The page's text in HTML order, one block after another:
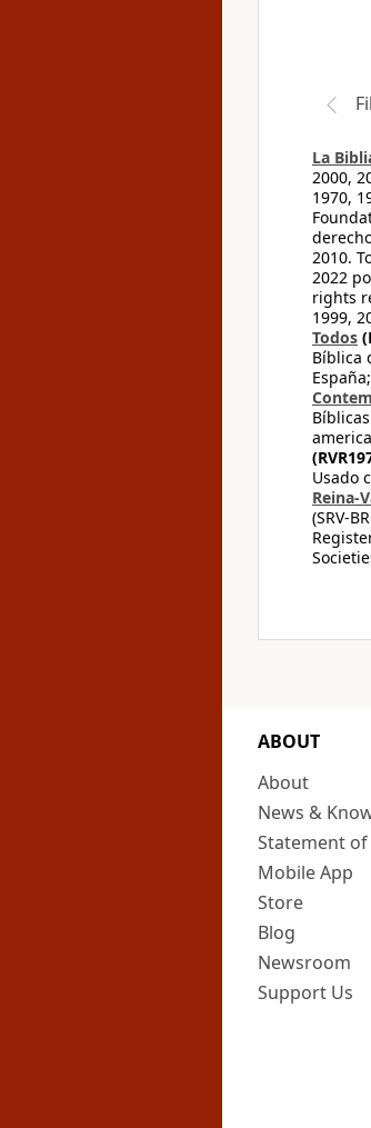
La
2000,
1970,
2010.
2022
rights
1999,
Todos
Bíblica
España;
Usado
Reina-
(SRV-
ABOUT
About
News &
Statement of
Mobile App
Store
Blog
Newsroom
Support Us